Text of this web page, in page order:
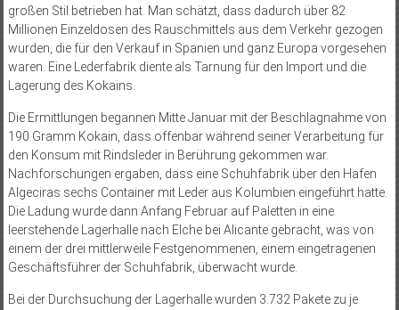
großen Stil betrieben hat. Man schätzt, dass dadurch über 82
Millionen Einzeldosen des Rauschmittels aus dem Verkehr gezogen
wurden, die für den Verkauf in Spanien und ganz Europa vorgesehen
waren. Eine Lederfabrik diente als Tarnung für den Import und die
Lagerung des Kokains.
Die Ermittlungen begannen Mitte Januar mit der Beschlagnahme von
190 Gramm Kokain, dass offenbar während seiner Verarbeitung für
den Konsum mit Rindsleder in Berührung gekommen war.
Nachforschungen ergaben, dass eine Schuhfabrik über den Hafen
Algeciras sechs Container mit Leder aus Kolumbien eingeführt hatte.
Die Ladung wurde dann Anfang Februar auf Paletten in eine
leerstehende Lagerhalle nach Elche bei Alicante gebracht, was von
einem der drei mittlerweile Festgenommenen, einem eingetragenen
Geschäftsführer der Schuhfabrik, überwacht wurde.
Bei der Durchsuchung der Lagerhalle wurden 3.732 Pakete zu je